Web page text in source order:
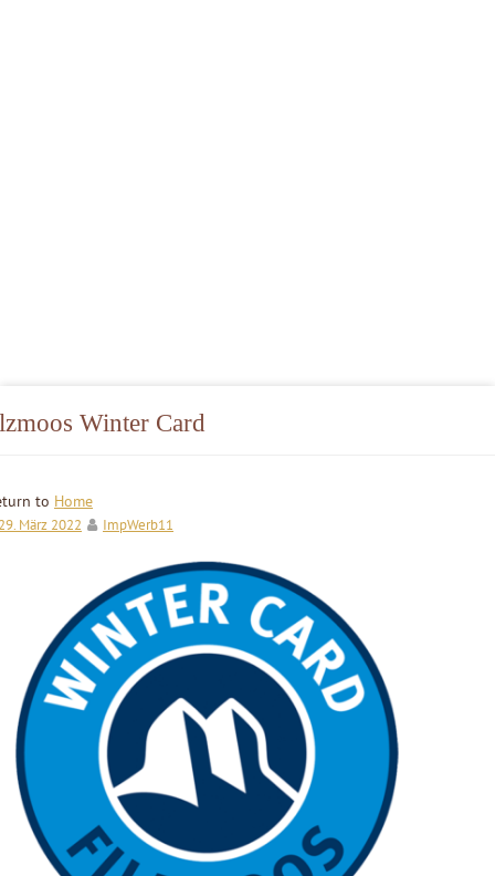
Winter Card
to Home
März 2022 ImpWerb11